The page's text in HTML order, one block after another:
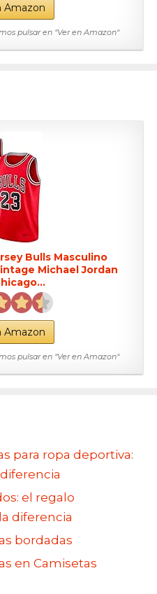
Amazon
pulsar en “Ver en Amazon“
Bulls Masculino
Michael Jordan
Amazon
pulsar en “Ver en Amazon“
para ropa deportiva:
el regalo
diferencia
bordadas
en Camisetas